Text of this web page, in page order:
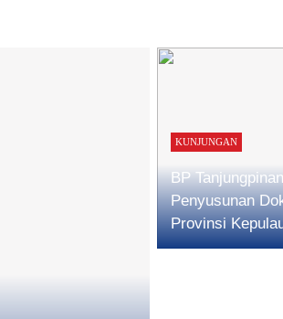
pada Indokraf Indonesia Ekonomi Kreatif
KUNJUNGAN
BP
Penyusunan
Provinsi